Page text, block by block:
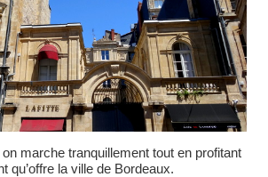
on marche tranquillement tout en profitant
qu’offre la ville de Bordeaux.